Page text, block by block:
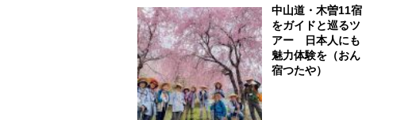
中山道・木曽11宿
をガイドと巡るツ
アー 日本人にも
魅力体験を（おん
宿つたや）